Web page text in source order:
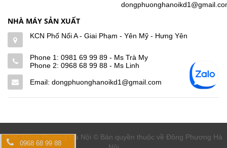
0968 68 99 88
NHÀ MÁY SẢN XUẤT
KCN Phố Nối A - Giai Phạm - Yên Mỹ - Hưng Yên
Phone 1: 0981 69 99 89 - Ms Trà My
Phone 2: 0968 68 99 88 - Ms Linh
Email: dongphuonghanoikd1@gmail.com
CNC Đông Phương Hà Nội © Bản quyền thuộc về Đông Phương Hà